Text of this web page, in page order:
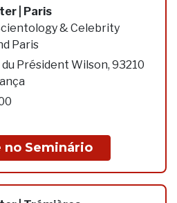
| Paris
& Celebrity
Paris
Président Wilson, 93210
no Seminário